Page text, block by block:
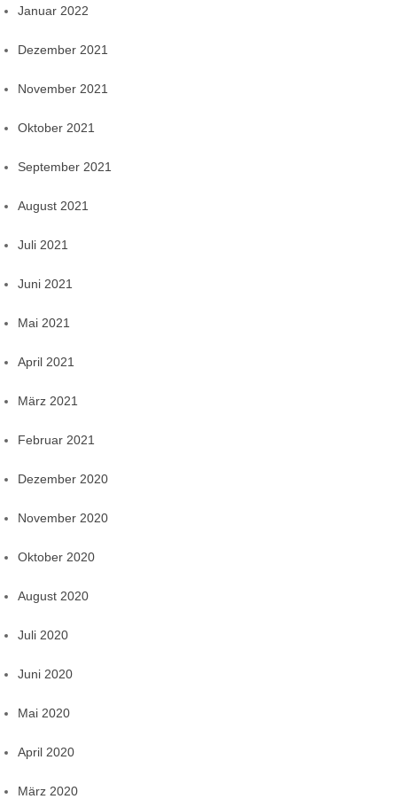
Januar 2022
Dezember 2021
November 2021
Oktober 2021
September 2021
August 2021
Juli 2021
Juni 2021
Mai 2021
April 2021
März 2021
Februar 2021
Dezember 2020
November 2020
Oktober 2020
August 2020
Juli 2020
Juni 2020
Mai 2020
April 2020
März 2020